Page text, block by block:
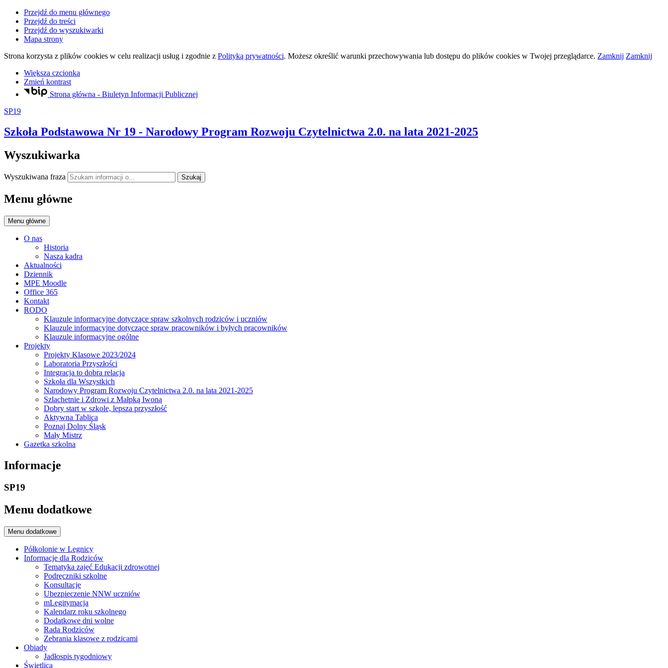
Przejdź do menu głównego
Przejdź do treści
Przejdź do wyszukiwarki
Mapa strony
Strona korzysta z plików cookies w celu realizacji usług i zgodnie z Polityką prywatności. Możesz określić warunki przechowywania lub dostępu do plików cookies w Twojej przeglądarce. Zamknij Zamknij
Większa czcionka
Zmień kontrast
Strona główna - Biuletyn Informacji Publicznej
SP19
Szkoła Podstawowa Nr 19 - Narodowy Program Rozwoju Czytelnictwa 2.0. na lata 2021-2025
Wyszukiwarka
Wyszukiwana fraza Szukaj
Menu główne
Menu główne
O nas
Historia
Nasza kadra
Aktualności
Dziennik
MPE Moodle
Office 365
Kontakt
RODO
Klauzule informacyjne dotyczące spraw szkolnych rodziców i uczniów
Klauzule informacyjne dotyczące spraw pracowników i byłych pracowników
Klauzule informacyjne ogólne
Projekty
Projekty Klasowe 2023/2024
Laboratoria Przyszłości
Integracja to dobra relacja
Szkoła dla Wszystkich
Narodowy Program Rozwoju Czytelnictwa 2.0. na lata 2021-2025
Szlachetnie i Zdrowi z Małpką Iwoną
Dobry start w szkole, lepsza przyszłość
Aktywna Tablica
Poznaj Dolny Śląsk
Mały Mistrz
Gazetka szkolna
Informacje
SP19
Menu dodatkowe
Menu dodatkowe
Półkolonie w Legnicy
Informacje dla Rodziców
Tematyka zajęć Edukacji zdrowotnej
Podręczniki szkolne
Konsultacje
Ubezpieczenie NNW uczniów
mLegitymacja
Kalendarz roku szkolnego
Dodatkowe dni wolne
Rada Rodziców
Zebrania klasowe z rodzicami
Obiady
Jadłospis tygodniowy
Świetlica